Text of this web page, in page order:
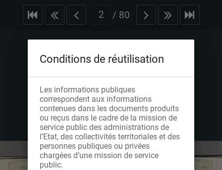
/ 80
Conditions de réutilisation
Les informations publiques
correspondent aux informations
contenues dans les documents produits
ou reçus dans le cadre de la mission de
service public des administrations de
l’Etat, des collectivités territoriales et des
personnes publiques ou privées
chargées d’une mission de service
public.